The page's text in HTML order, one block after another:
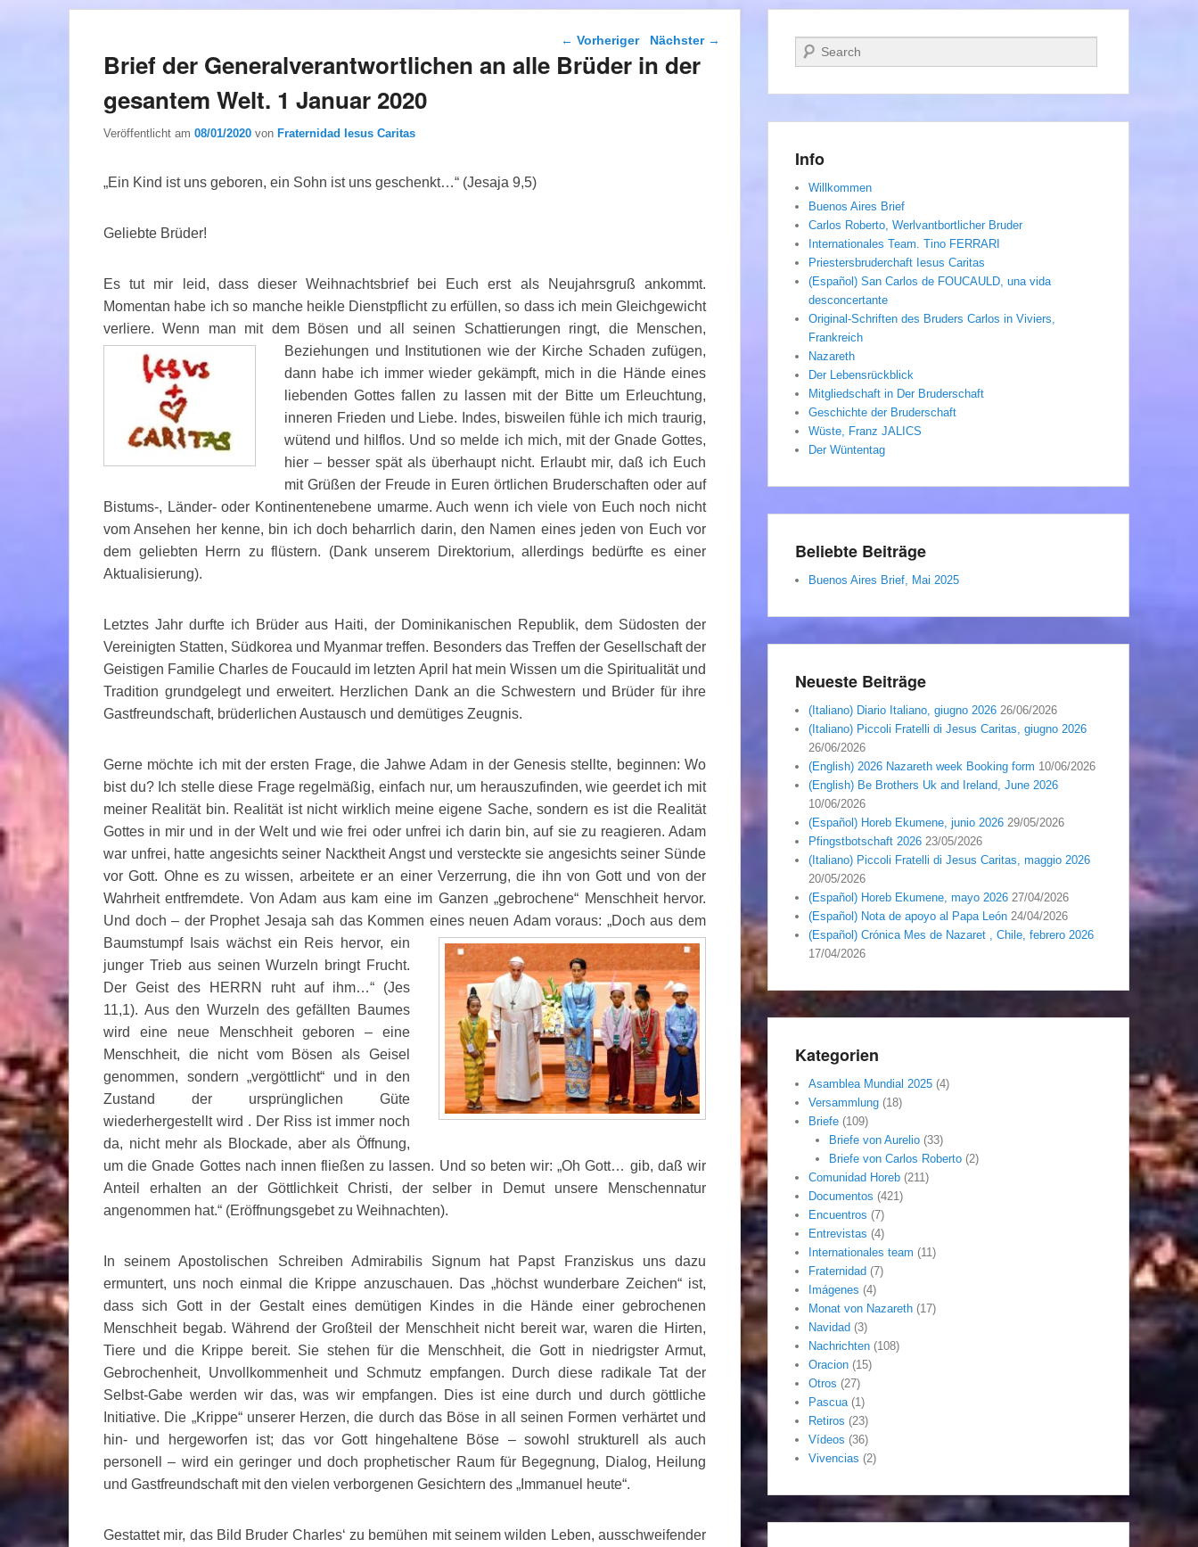
Beitragsnavigation
← Vorheriger Nächster →
Brief der Generalverantwortlichen an alle Brüder in der
gesantem Welt. 1 Januar 2020
Veröffentlicht am 08/01/2020 von Fraternidad Iesus Caritas
„Ein Kind ist uns geboren, ein Sohn ist uns geschenkt…“ (Jesaja 9,5)
Geliebte Brüder!
Es tut mir leid, dass dieser Weihnachtsbrief bei Euch erst als Neujahrsgruß ankommt.
Momentan habe ich so manche heikle Dienstpflicht zu erfüllen, so dass ich mein Gleichgewicht
verliere. Wenn man mit dem Bösen und all seinen Schattierungen ringt, die
Menschen,
Beziehungen und Institutionen wie der Kirche Schaden zufügen,
dann habe ich immer wieder gekämpft, mich in die Hände eines
liebenden Gottes fallen zu lassen mit der Bitte um Erleuchtung,
inneren Frieden und Liebe. Indes, bisweilen fühle ich mich traurig,
wütend und hilflos. Und so melde ich mich, mit der Gnade Gottes,
hier – besser spät als überhaupt nicht. Erlaubt mir, daß ich Euch
mit Grüßen der Freude in Euren örtlichen Bruderschaften oder auf
Bistums-, Länder- oder Kontinentenebene umarme. Auch wenn ich viele von Euch noch nicht
vom Ansehen her kenne, bin ich doch beharrlich darin, den Namen eines jeden von Euch vor
dem geliebten Herrn zu flüstern. (Dank unserem Direktorium, allerdings bedürfte es einer
Aktualisierung).
Letztes Jahr durfte ich Brüder aus Haiti, der Dominikanischen Republik, dem Südosten der
Vereinigten Statten, Südkorea und Myanmar treffen. Besonders das Treffen der Gesellschaft der
Geistigen Familie Charles de Foucauld im letzten April hat mein Wissen um die Spiritualität und
Tradition grundgelegt und erweitert. Herzlichen Dank an die Schwestern und Brüder für ihre
Gastfreundschaft, brüderlichen Austausch und demütiges Zeugnis.
Gerne möchte ich mit der ersten Frage, die Jahwe Adam in der Genesis stellte, beginnen: Wo
bist du? Ich stelle diese Frage regelmäßig, einfach nur, um herauszufinden, wie geerdet ich mit
meiner Realität bin. Realität ist nicht wirklich meine eigene Sache, sondern es ist die Realität
Gottes in mir und in der Welt und wie frei oder unfrei ich darin bin, auf sie zu reagieren. Adam
war unfrei, hatte angesichts seiner Nacktheit Angst und versteckte sie angesichts seiner Sünde
vor Gott. Ohne es zu wissen, arbeitete er an einer Verzerrung, die ihn von Gott und von der
Wahrheit entfremdete. Von Adam aus kam eine im Ganzen „gebrochene“ Menschheit hervor.
Und doch – der Prophet Jesaja sah das Kommen eines neuen Adam voraus: „Doch aus dem
Baumstumpf Isais wächst ein Reis hervor, ein
junger Trieb aus seinen Wurzeln bringt Frucht.
Der Geist des HERRN ruht auf ihm…“ (Jes
11,1). Aus den Wurzeln des gefällten Baumes
wird eine neue Menschheit geboren – eine
Menschheit, die nicht vom Bösen als Geisel
genommen, sondern „vergöttlicht“ und in den
Zustand der ursprünglichen Güte
wiederhergestellt wird . Der Riss ist immer noch
da, nicht mehr als Blockade, aber als Öffnung,
um die Gnade Gottes nach innen fließen zu lassen. Und so beten wir: „Oh Gott… gib, daß wir
Anteil erhalten an der Göttlichkeit Christi, der selber in Demut unsere Menschennatur
angenommen hat.“ (Eröffnungsgebet zu Weihnachten).
In seinem Apostolischen Schreiben Admirabilis Signum hat Papst Franziskus uns dazu
ermuntert, uns noch einmal die Krippe anzuschauen. Das „höchst wunderbare Zeichen“ ist,
dass sich Gott in der Gestalt eines demütigen Kindes in die Hände einer gebrochenen
Menschheit begab. Während der Großteil der Menschheit nicht bereit war, waren die Hirten,
Tiere und die Krippe bereit. Sie stehen für die Menschheit, die Gott in niedrigster Armut,
Gebrochenheit, Unvollkommenheit und Schmutz empfangen. Durch diese radikale Tat der
Selbst-Gabe werden wir das, was wir empfangen. Dies ist eine durch und durch göttliche
Initiative. Die „Krippe“ unserer Herzen, die durch das Böse in all seinen Formen verhärtet und
hin- und hergeworfen ist; das vor Gott hingehaltene Böse – sowohl strukturell als auch
personell – wird ein geringer und doch prophetischer Raum für Begegnung, Dialog, Heilung
und Gastfreundschaft mit den vielen verborgenen Gesichtern des „Immanuel heute“.
Gestattet mir, das Bild Bruder Charles‘ zu bemühen mit seinem wilden Leben, ausschweifender
Suchen
Info
Willkommen
Buenos Aires Brief
Carlos Roberto, Werlvantbortlicher Bruder
Internationales Team. Tino FERRARI
Priestersbruderchaft Iesus Caritas
(Español) San Carlos de FOUCAULD, una vida
desconcertante
Original-Schriften des Bruders Carlos in Viviers,
Frankreich
Nazareth
Der Lebensrückblick
Mitgliedschaft in Der Bruderschaft
Geschichte der Bruderschaft
Wüste, Franz JALICS
Der Wüntentag
Beliebte Beiträge
Buenos Aires Brief, Mai 2025
Neueste Beiträge
(Italiano) Diario Italiano, giugno 2026 26/06/2026
(Italiano) Piccoli Fratelli di Jesus Caritas, giugno 2026
26/06/2026
(English) 2026 Nazareth week Booking form 10/06/2026
(English) Be Brothers Uk and Ireland, June 2026
10/06/2026
(Español) Horeb Ekumene, junio 2026 29/05/2026
Pfingstbotschaft 2026 23/05/2026
(Italiano) Piccoli Fratelli di Jesus Caritas, maggio 2026
20/05/2026
(Español) Horeb Ekumene, mayo 2026 27/04/2026
(Español) Nota de apoyo al Papa León 24/04/2026
(Español) Crónica Mes de Nazaret , Chile, febrero 2026
17/04/2026
Kategorien
Asamblea Mundial 2025 (4)
Versammlung (18)
Briefe (109)
Briefe von Aurelio(33)
Briefe von Carlos Roberto(2)
Comunidad Horeb (211)
Documentos (421)
Encuentros (7)
Entrevistas (4)
Internationales team (11)
Fraternidad (7)
Imágenes (4)
Monat von Nazareth (17)
Navidad (3)
Nachrichten (108)
Oracion (15)
Otros (27)
Pascua(1)
Retiros (23)
Vídeos (36)
Vivencias (2)